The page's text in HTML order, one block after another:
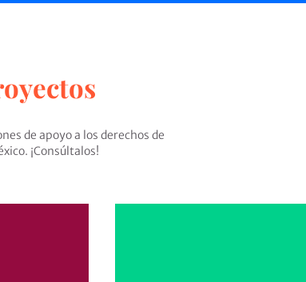
de apoyo a los derechos de
¡Consúltalos!